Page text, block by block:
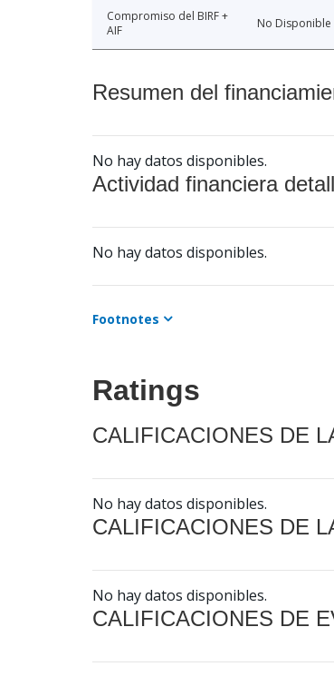
Compromiso del BIRF +
AIF
No Disponible
Resumen del
No hay datos disponibles.
Actividad financiera
No hay datos disponibles.
Footnotes
Ratings
CALIFICACIONES DE
No hay datos disponibles.
CALIFICACIONES DE
No hay datos disponibles.
CALIFICACIONES DE